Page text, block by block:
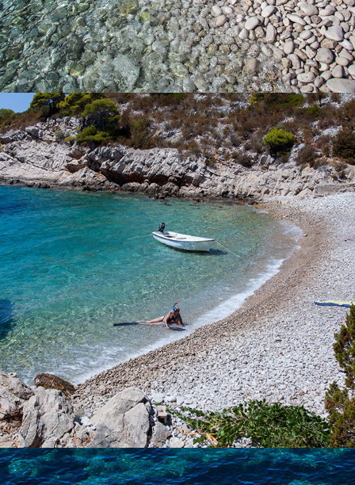
PLAŽA PERNA
Plaža Perna nalazi se nedaleko od komiške uvale. Odlikuju ju
mirnoća i čistoća. Čistoća bistrog plavetnila ne može se dočarati
riječima. Unajmite jedan od naših brodova ili naručite naš brzi
taxi brod i uživajte u cijelodnevnom izletu. Vožnja do ove plaže
traje 5 minuta.
x
NUDISTIČKA PLAŽA :)
x